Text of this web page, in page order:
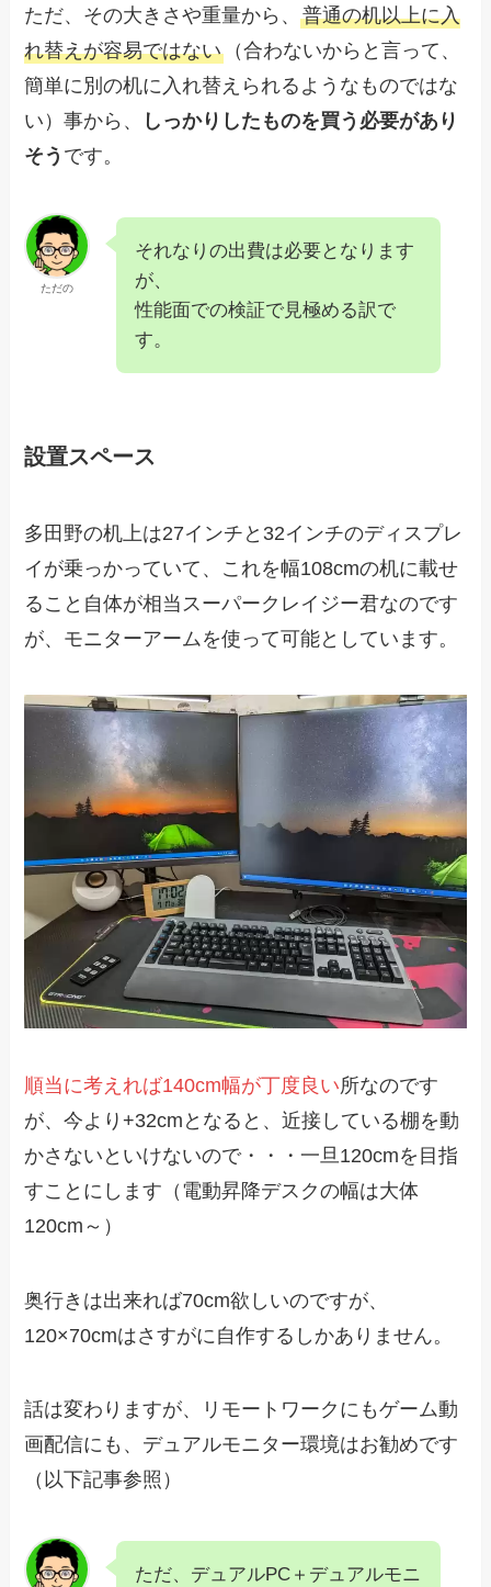
ただ、その大きさや重量から、普通の机以上に入
れ替えが容易ではない （合わないからと言って、
簡単に別の机に入れ替えられるようなものではな
い）事から、
しっかりしたものを買う必要があり
そう です。
ただの
それなりの出費は必要となります
が、
性能面での検証で見極める訳で
す。
設置スペース
多田野の机上は27インチと32インチのディスプレ
イが乗っかっていて、これを幅108cmの机に載せ
ること自体が相当スーパークレイジー君なのです
が、モニターアームを使って可能としています。
順当に考えれば140cm幅が丁度良い所なのです
が、今より+32cmとなると、近接している棚を動
かさないといけないので・・・一旦120cmを目指
すことにします（電動昇降デスクの幅は大体
120cm～）
奥行きは出来れば70cm欲しいのですが、
120×70cmはさすがに自作するしかありません。
話は変わりますが、リモートワークにもゲーム動
画配信にも、デュアルモニター環境はお勧めです
（以下記事参照）
ただ、デュアルPC＋デュアルモニ